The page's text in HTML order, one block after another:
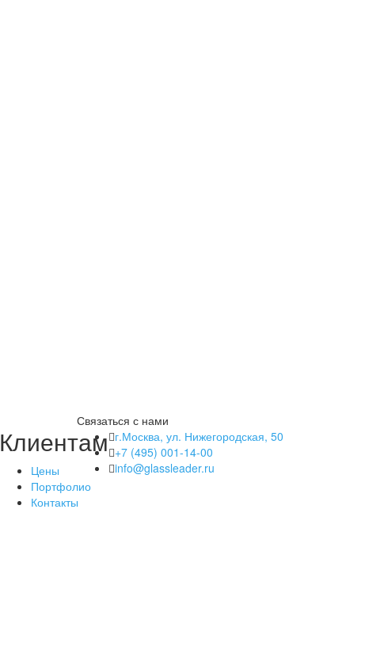
Клиентам
Цены
Портфолио
Контакты
Связаться с нами
г.Москва, ул. Нижегородская, 50
+7 (495) 001-14-00
info@glassleader.ru